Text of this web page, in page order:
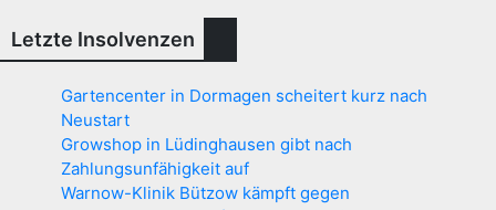
Letzte Insolvenzen
Gartencenter in Dormagen scheitert kurz nach
Neustart
Growshop in Lüdinghausen gibt nach
Zahlungsunfähigkeit auf
Warnow-Klinik Bützow kämpft gegen